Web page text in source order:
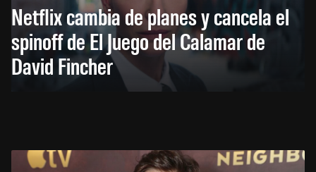
Netflix cambia de planes y cancela el
spinoff de El Juego del Calamar de
David Fincher